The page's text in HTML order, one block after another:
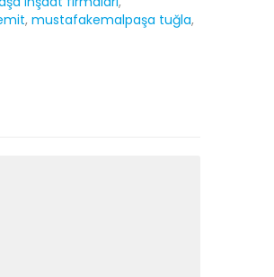
, mustafakemalpaşa tuğla,